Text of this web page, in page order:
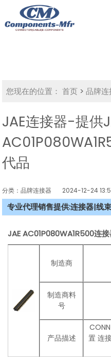
您现在的位置： 首页 >品牌连
JAE连接器-提供
代品
分类：品牌连接器 2024-12-24
专业代理销售提供:连接器|线
JAE AC01P080WA1R500连接
制造商
制造商料
号
产品描述
置 连